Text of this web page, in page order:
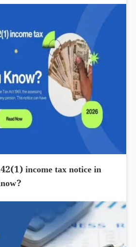
income tax notice in